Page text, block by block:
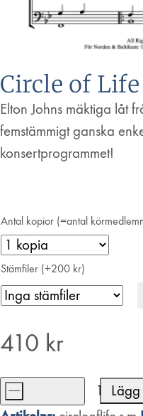
Circle of Life
Elton Johns mäktiga låt
femstämmigt ganska
konsertprogrammet!
Antal kopior (=antal
Stämfiler (+200 kr)
410 kr
Circle
-